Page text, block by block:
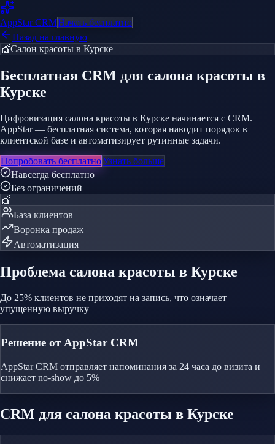
AppStarCRMНачать бесплатно
Назад на главную
💇Салон красоты в Курске
Бесплатная CRM для салона красоты в
Курске
Цифровизация салона красоты в Курске начинается с CRM.
AppStar — бесплатная система, которая наводит порядок в
клиентской базе и автоматизирует рутинные задачи.
Попробовать бесплатноУзнать больше
Навсегда бесплатно
Без ограничений
💇
База клиентов
Воронка продаж
Автоматизация
Проблема салона красоты в Курске
До 25% клиентов не приходят на запись, что означает
упущенную выручку
Решение от AppStar CRM
AppStar CRM отправляет напоминания за 24 часа до визита и
снижает no-show до 5%
CRM для салона красоты в Курске